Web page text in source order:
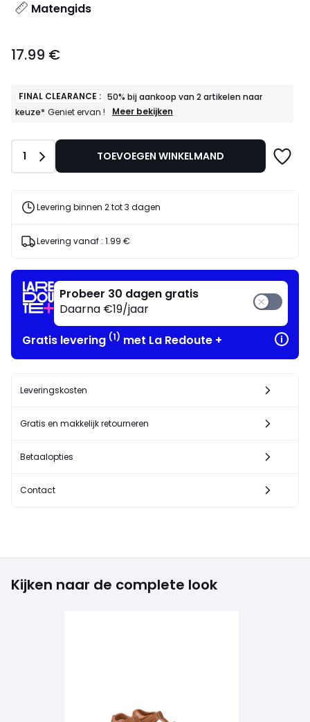
Matengids
€.
17.99 €
FINAL CLEARANCE : 50% bij aankoop van 2 artikelen naar
keuze* Geniet ervan !
FINAL
bij
artikelen
Geniet
Meer bekijken
Aantal
1 TOEVOEGEN WINKELMAND
Levering binnen 2 tot 3 dagen
Levering vanaf : 1.99 €
Probeer 30 dagen gratis
Daarna €19/jaar
Gratis levering (1) met La Redoute +
Leveringskosten
Gratis en makkelijk retourneren
Betaalopties
Contact
Kijken naar de complete look